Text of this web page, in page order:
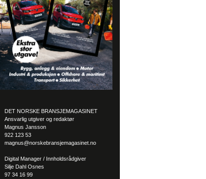
DET NORSKE BRANSJEMAGASINET
Ansvarlig utgiver og redaktør
Magnus Jansson
922 123 53
magnus@norskebransjemagasinet.no
Digital Manager / Innholdsrådgiver
Silje Dahl Osnes
97 34 16 99